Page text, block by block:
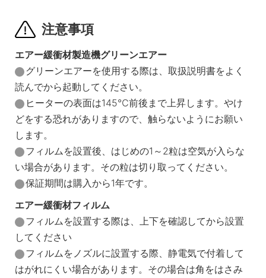
注意事項
エアー緩衝材製造機グリーンエアー
グリーンエアーを使用する際は、取扱説明書をよく
読んでから起動してください。
ヒーターの表面は145℃前後まで上昇します。やけ
どをする恐れがありますので、触らないようにお願い
します。
フィルムを設置後、はじめの1～2粒は空気が入らな
い場合があります。その粒は切り取ってください。
保証期間は購入から1年です。
エアー緩衝材フィルム
フィルムを設置する際は、上下を確認してから設置
してください
フィルムをノズルに設置する際、静電気で付着して
はがれにくい場合があります。その場合は角をはさみ